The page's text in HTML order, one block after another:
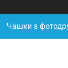
Чашки з